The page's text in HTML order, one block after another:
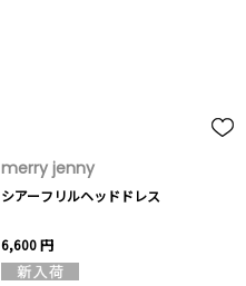
merry jenny
シアーフリルヘッドドレス
6,600 円